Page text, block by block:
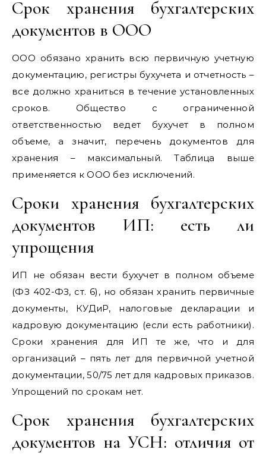
Срок хранения бухгалтерских
документов в ООО
ООО обязано хранить всю первичную учетную
документацию, регистры бухучета и отчетность –
все должно храниться в течение установленных
сроков. Общество с ограниченной
ответственностью ведет бухучет в полном
объеме, а значит, перечень документов для
хранения – максимальный. Таблица выше
применяется к ООО без исключений.
Сроки хранения бухгалтерских
документов ИП: есть ли
упрощения
ИП не обязан вести бухучет в полном объеме
(ФЗ 402-ФЗ, ст. 6), но обязан хранить первичные
документы, КУДиР, налоговые декларации и
кадровую документацию (если есть работники).
Сроки хранения для ИП те же, что и для
организаций – пять лет для первичной учетной
документации, 50/75 лет для кадровых приказов.
Упрощений по срокам нет.
Срок хранения бухгалтерских
документов на УСН: отличия от